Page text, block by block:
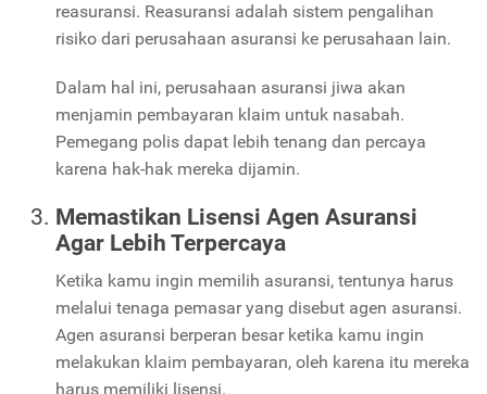
reasuransi. Reasuransi adalah sistem pengalihan
risiko dari perusahaan asuransi ke perusahaan lain.
Dalam hal ini, perusahaan asuransi jiwa akan
menjamin pembayaran klaim untuk nasabah.
Pemegang polis dapat lebih tenang dan percaya
karena hak-hak mereka dijamin.
Memastikan Lisensi Agen Asuransi
Agar Lebih Terpercaya
Ketika kamu ingin memilih asuransi, tentunya harus
melalui tenaga pemasar yang disebut agen asuransi.
Agen asuransi berperan besar ketika kamu ingin
melakukan klaim pembayaran, oleh karena itu mereka
harus memiliki lisensi.